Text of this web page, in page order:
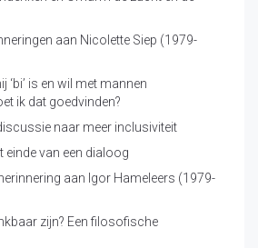
aan Nicolette Siep (1979-
‘bi’ is en wil met mannen
ik dat goedvinden?
naar meer inclusiviteit
einde van een dialoog
aan Igor Hameleers (1979-
zijn? Een filosofische